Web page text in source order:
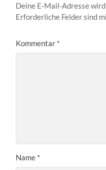
Deine E-Mail-Adresse
Erforderliche Felder sind
Kommentar *
Name *